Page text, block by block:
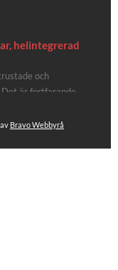
helintegrerad
och
Det är fortfarande
Bravo Webbyrå